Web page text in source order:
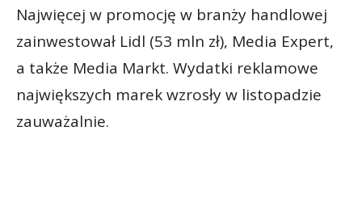
Najwięcej w promocję w branży handlowej
zainwestował Lidl (53 mln zł), Media Expert,
a także Media Markt. Wydatki reklamowe
największych marek wzrosły w listopadzie
zauważalnie.